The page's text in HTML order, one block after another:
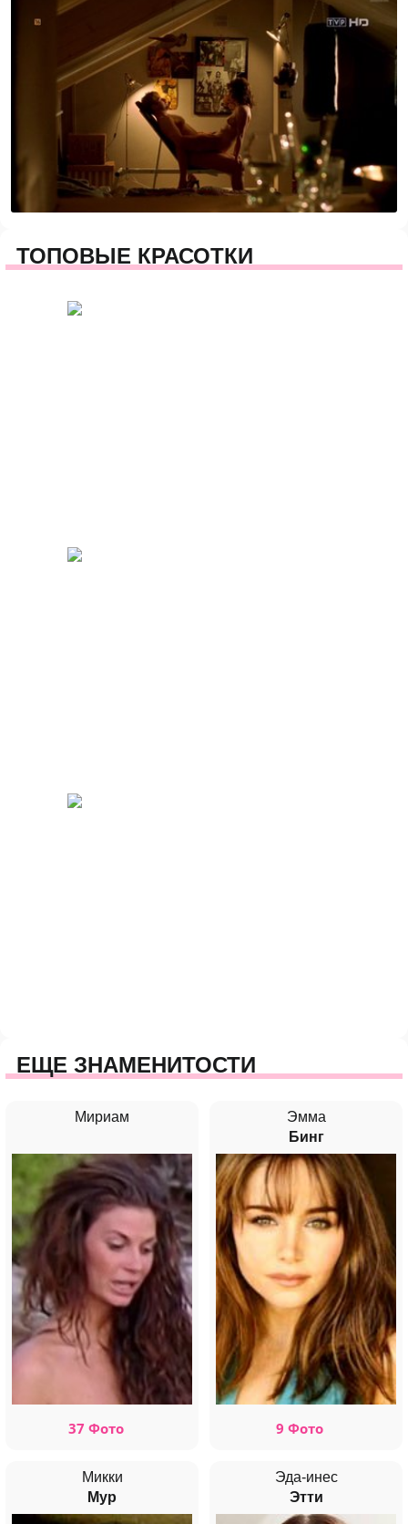
ТОПОВЫЕ КРАСОТКИ
ЕЩЕ ЗНАМЕНИТОСТИ
Мириам
37 Фото
Эмма
Бинг
9 Фото
Микки
Мур
Эда-инес
Этти